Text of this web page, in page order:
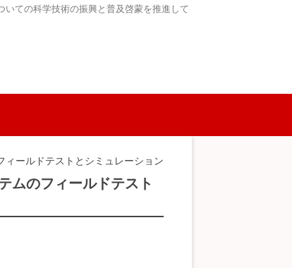
ての科学技術の振興と普及啓蒙を推進して
ールドテストとシミュレーション
ムのフィールドテスト